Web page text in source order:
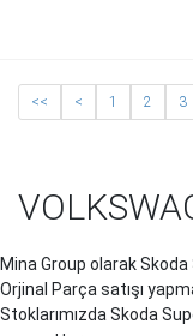
<< < 1 2 3
Mina Group olarak Skoda
Orjinal Parça satışı
Stoklarımızda Skoda